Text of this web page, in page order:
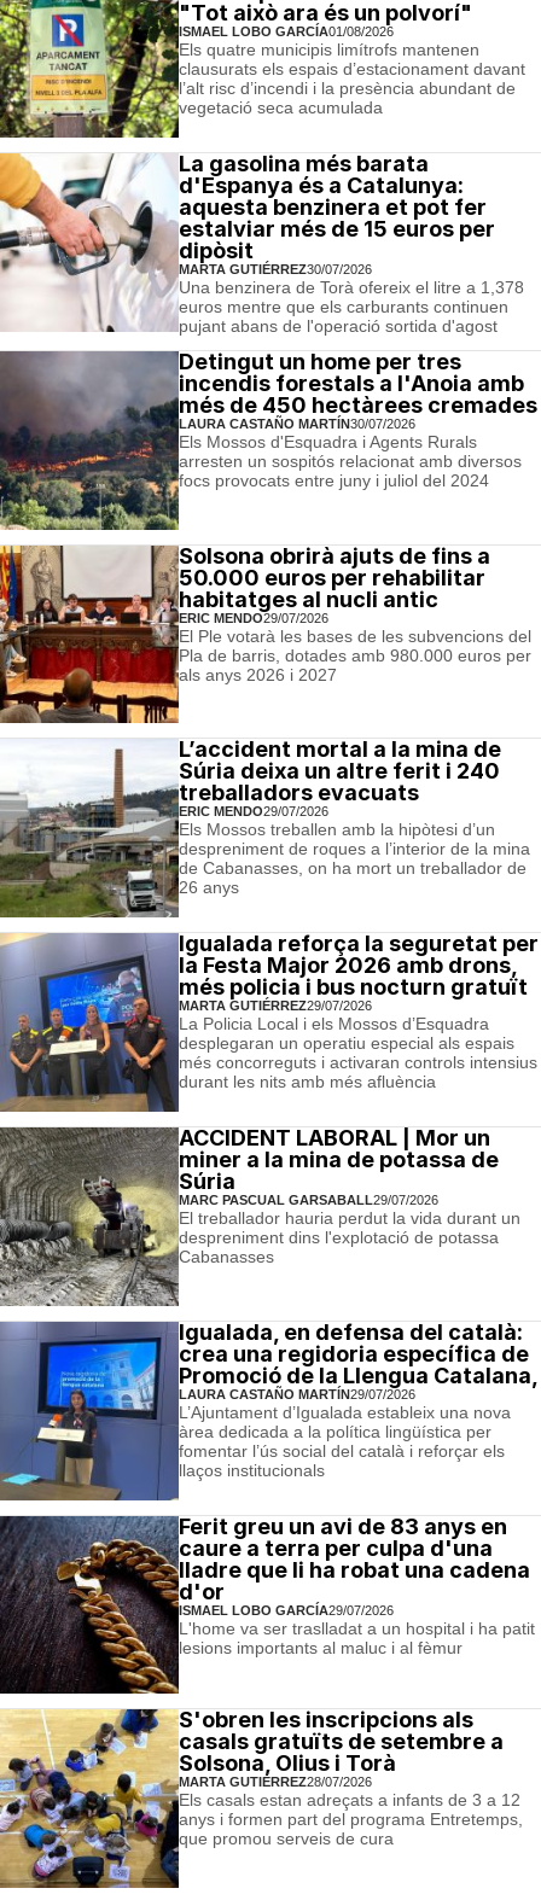
"Tot això ara és un polvorí"
ISMAEL LOBO GARCÍA01/08/2026
Els quatre municipis limítrofs mantenen
clausurats els espais d’estacionament davant
l’alt risc d’incendi i la presència abundant de
vegetació seca acumulada
La gasolina més barata
d'Espanya és a Catalunya:
aquesta benzinera et pot fer
estalviar més de 15 euros per
dipòsit
MARTA GUTIÉRREZ30/07/2026
Una benzinera de Torà ofereix el litre a 1,378
euros mentre que els carburants continuen
pujant abans de l'operació sortida d'agost
Detingut un home per tres
incendis forestals a l'Anoia amb
més de 450 hectàrees cremades
LAURA CASTAÑO MARTÍN30/07/2026
Els Mossos d'Esquadra i Agents Rurals
arresten un sospitós relacionat amb diversos
focs provocats entre juny i juliol del 2024
Solsona obrirà ajuts de fins a
50.000 euros per rehabilitar
habitatges al nucli antic
ERIC MENDO29/07/2026
El Ple votarà les bases de les subvencions del
Pla de barris, dotades amb 980.000 euros per
als anys 2026 i 2027
L’accident mortal a la mina de
Súria deixa un altre ferit i 240
treballadors evacuats
ERIC MENDO29/07/2026
Els Mossos treballen amb la hipòtesi d’un
despreniment de roques a l’interior de la mina
de Cabanasses, on ha mort un treballador de
26 anys
Igualada reforça la seguretat per
la Festa Major 2026 amb drons,
més policia i bus nocturn gratuït
MARTA GUTIÉRREZ29/07/2026
La Policia Local i els Mossos d’Esquadra
desplegaran un operatiu especial als espais
més concorreguts i activaran controls intensius
durant les nits amb més afluència
ACCIDENT LABORAL | Mor un
miner a la mina de potassa de
Súria
MARC PASCUAL GARSABALL29/07/2026
El treballador hauria perdut la vida durant un
despreniment dins l'explotació de potassa
Cabanasses
Igualada, en defensa del català:
crea una regidoria específica de
Promoció de la Llengua Catalana,
LAURA CASTAÑO MARTÍN29/07/2026
L’Ajuntament d’Igualada estableix una nova
àrea dedicada a la política lingüística per
fomentar l’ús social del català i reforçar els
llaços institucionals
Ferit greu un avi de 83 anys en
caure a terra per culpa d'una
lladre que li ha robat una cadena
d'or
ISMAEL LOBO GARCÍA29/07/2026
L'home va ser traslladat a un hospital i ha patit
lesions importants al maluc i al fèmur
S'obren les inscripcions als
casals gratuïts de setembre a
Solsona, Olius i Torà
MARTA GUTIÉRREZ28/07/2026
Els casals estan adreçats a infants de 3 a 12
anys i formen part del programa Entretemps,
que promou serveis de cura